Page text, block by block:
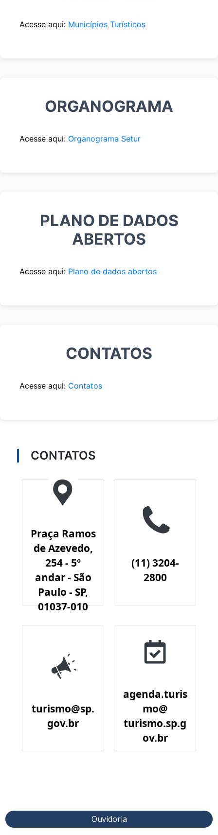
Acesse aqui: Municípios Turísticos
ORGANOGRAMA
Acesse aqui: Organograma Setur
PLANO DE DADOS
ABERTOS
Acesse aqui: Plano de dados abertos
CONTATOS
Acesse aqui: Contatos
CONTATOS
Praça Ramos
de Azevedo,
254 - 5º
andar - São
Paulo - SP,
01037-010
(11) 3204-
2800
turismo@sp.
gov.br
agenda.turis
mo@
turismo.sp.g
ov.br
Ouvidoria